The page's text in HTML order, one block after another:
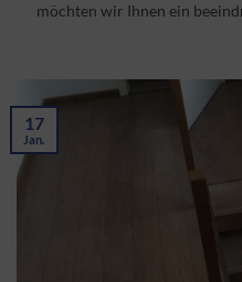
möchten wir Ihnen ein
17
Jan.